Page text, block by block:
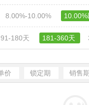
8.00%-10.00%
91-180天 181-360天
价 锁定期 销售